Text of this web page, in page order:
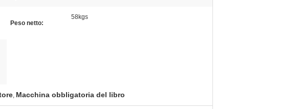
Peso netto:
58kgs
, Macchina obbligatoria del libro